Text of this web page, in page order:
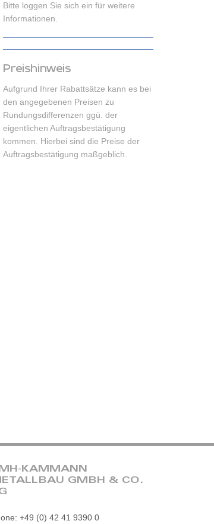
Bitte loggen Sie sich ein für weitere
Informationen.
Preishinweis
Aufgrund Ihrer Rabattsätze kann es bei
den angegebenen Preisen zu
Rundungsdifferenzen ggü. der
eigentlichen Auftragsbestätigung
kommen. Hierbei sind die Preise der
Auftragsbestätigung maßgeblich.
KAMMANN
GMBH & CO.
+49 (0) 42 41 9390 0